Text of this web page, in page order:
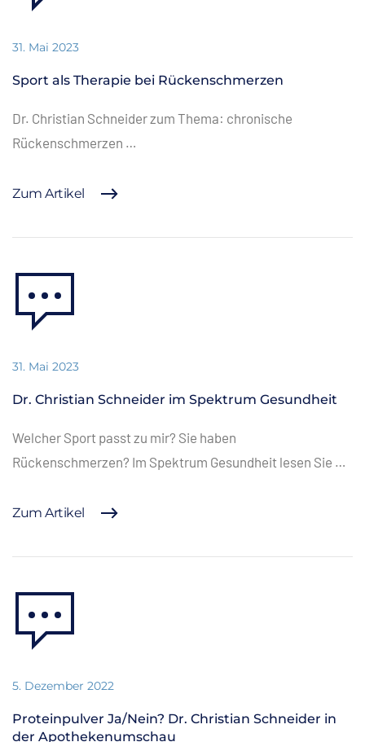
31. Mai 2023
Sport als Therapie bei Rückenschmerzen
Dr. Christian Schneider zum Thema: chronische
Rückenschmerzen …
Zum Artikel
31. Mai 2023
Dr. Christian Schneider im Spektrum Gesundheit
Welcher Sport passt zu mir? Sie haben
Rückenschmerzen? Im Spektrum Gesundheit lesen Sie …
Zum Artikel
5. Dezember 2022
Proteinpulver Ja/Nein? Dr. Christian Schneider in
der Apothekenumschau